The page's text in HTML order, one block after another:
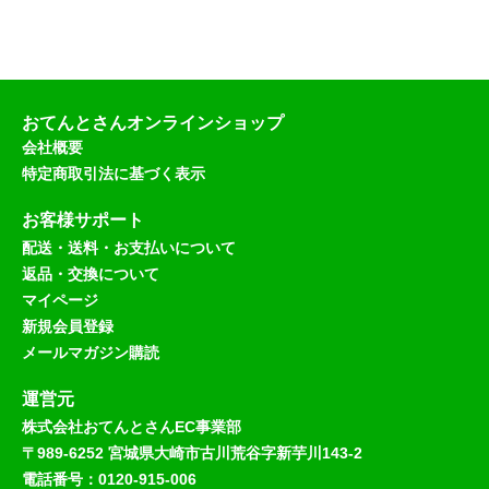
おてんとさんオンラインショップ
会社概要
特定商取引法に基づく表示
お客様サポート
配送・送料・お支払いについて
返品・交換について
マイページ
新規会員登録
メールマガジン購読
運営元
株式会社おてんとさんEC事業部
〒989-6252 宮城県大崎市古川荒谷字新芋川143-2
電話番号：0120-915-006